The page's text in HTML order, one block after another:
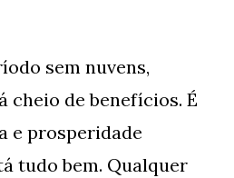
sem nuvens,
cheio de benefícios. É
e prosperidade
tudo bem. Qualquer